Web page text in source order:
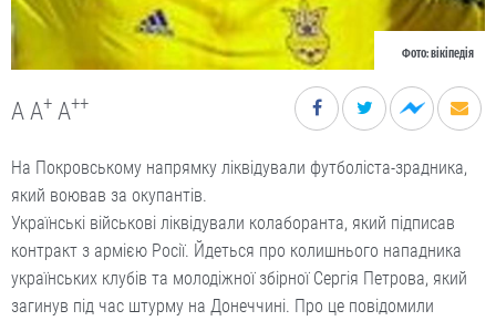
Фото: вікіпедія
A A+ A++
На Покровському напрямку ліквідували футболіста-зрадника,
який воював за окупантів.
Українські військові ліквідували колаборанта, який підписав
контракт з армією Росії. Йдеться про колишнього нападника
українських клубів та молодіжної збірної Сергія Петрова, який
загинув під час штурму на Донеччині. Про це повідомили